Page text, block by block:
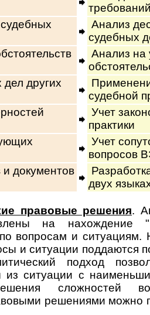
Анализ
судебных
Анализ на
дел других
судебной
Учет
практики
Учет
вопросов
документов
двух
правовые решения.
на на­хож­де­ние
вопросам и
и ситуации поддаются
подход
из ситуации с
сложностей
решениями можно